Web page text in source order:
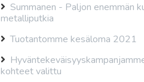
Summanen - Paljon enemmän
metalliputkia
Tuotantomme kesäloma 2021
kohteet valittu